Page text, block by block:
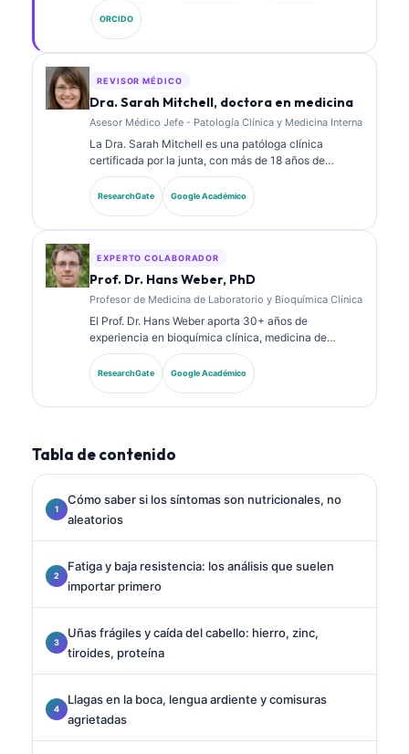
supervisión clínica sobre la exactitud médica de la
red neuronal propietaria. El Dr. Klein ha publicado
ampliamente sobre la interpretación de
biomarcadores y los diagnósticos de laboratorio en
temas de medicina de laboratorio.
ORCIDO
REVISOR MÉDICO
Dra. Sarah Mitchell, doctora en medicina
Asesor Médico Jefe - Patología Clínica y Medicina Interna
La Dra. Sarah Mitchell es una patóloga clínica
certificada por la junta, con más de 18 años de
experiencia en medicina de laboratorio y análisis
diagnósticos. Tiene certificaciones de especialidad
en química clínica y ha publicado extensamente
ResearchGate Google Académico
EXPERTO COLABORADOR
Prof. Dr. Hans Weber, PhD
Profesor de Medicina de Laboratorio y Bioquímica Clínica
El Prof. Dr. Hans Weber aporta 30+ años de
experiencia en bioquímica clínica, medicina de
laboratorio e investigación de biomarcadores. Ex
presidente de la Sociedad Alemana de Química
Clínica, se especializa en análisis de paneles
ResearchGate Google Académico
Tabla de contenido
Cómo saber si los síntomas son nutricionales, no
aleatorios
Fatiga y baja resistencia: los análisis que suelen
importar primero
Uñas frágiles y caída del cabello: hierro, zinc,
tiroides, proteína
Llagas en la boca, lengua ardiente y comisuras
agrietadas